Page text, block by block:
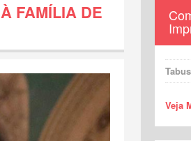
FAMÍLIA DE
Veja